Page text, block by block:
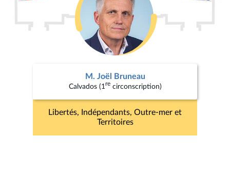
M. Joël Bruneau
Calvados (1 recirconscription)
Libertés, Indépendants, Outre-mer et
Territoires